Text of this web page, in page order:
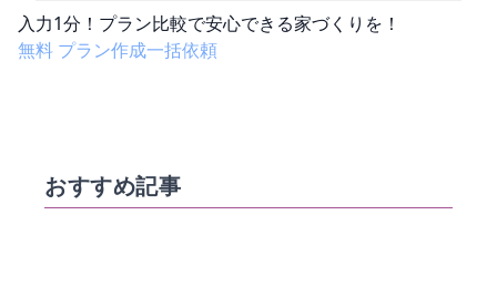
入力1分！ プラン比較で安心できる家づくりを！
無料 プラン作成一括依頼
おすすめ記事